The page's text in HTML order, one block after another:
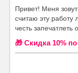
Привет! Меня
считаю эту
честь запечатлеть
🎁 Cкидка 10%